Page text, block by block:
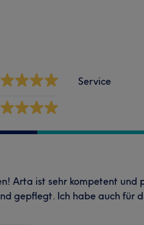
Service
Arta ist sehr kompetent und
gepflegt. Ich habe auch für